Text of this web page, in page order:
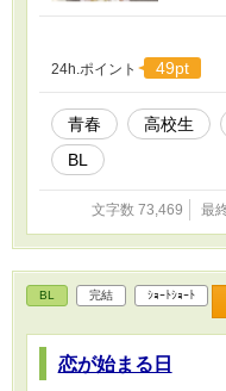
か、よ
ように
る。け
から、
活をエ
い。 な
ろうと
た。 僕
うと）
ズとサ
たんだ
れて首
目の前
いたお
24h.ポイント 49pt
青春 高校生
BL
文字数 73,469 最
BL 完結 ｼｮｰﾄｼｮｰﾄ
恋が始まる日